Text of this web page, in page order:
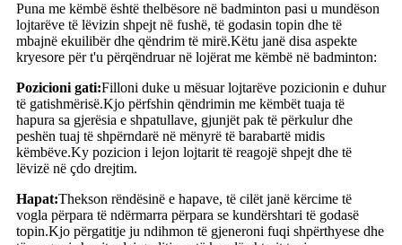
Puna me këmbë është thelbësore në badminton pasi u mundëson
lojtarëve të lëvizin shpejt në fushë, të godasin topin dhe të
mbajnë ekuilibër dhe qëndrim të mirë.Këtu janë disa aspekte
kryesore për t'u përqëndruar në lojërat me këmbë në badminton:
Pozicioni gati:Filloni duke u mësuar lojtarëve pozicionin e duhur
të gatishmërisë.Kjo përfshin qëndrimin me këmbët tuaja të
hapura sa gjerësia e shpatullave, gjunjët pak të përkulur dhe
peshën tuaj të shpërndarë në mënyrë të barabartë midis
këmbëve.Ky pozicion i lejon lojtarit të reagojë shpejt dhe të
lëvizë në çdo drejtim.
Hapat:Thekson rëndësinë e hapave, të cilët janë kërcime të
vogla përpara të ndërmarra përpara se kundërshtari të godasë
topin.Kjo përgatitje ju ndihmon të gjeneroni fuqi shpërthyese dhe